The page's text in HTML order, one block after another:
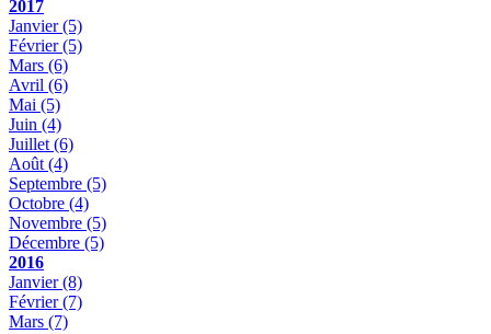
2017
Janvier(5)
Février(5)
Mars (6)
Avril (6)
Mai (5)
Juin (4)
Juillet (6)
Août (4)
Septembre (5)
Octobre (4)
Novembre (5)
Décembre (5)
2016
Janvier(8)
Février(7)
Mars (7)